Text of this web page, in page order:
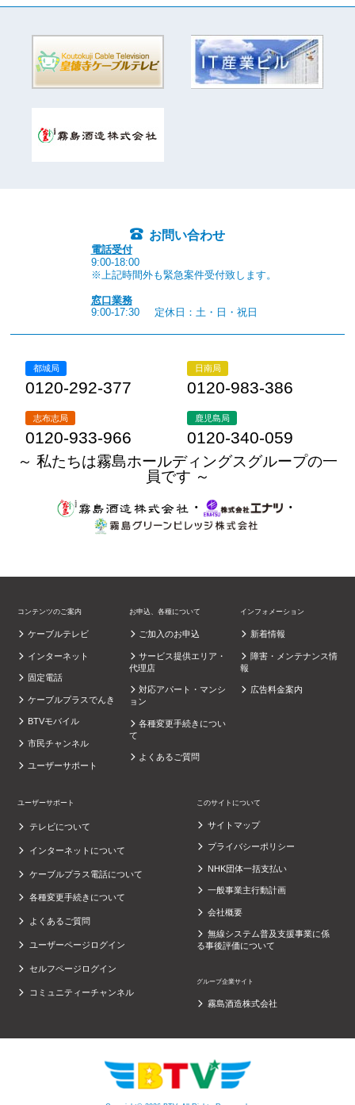
お問い合わせ
電話受付
9:00-18:00
※上記時間外も緊急案件受付致します。
窓口業務
9:00-17:30
定休日：土・日・祝日
都城局
0120-292-377
日南局
0120-983-386
志布志局
0120-933-966
鹿児島局
0120-340-059
～ 私たちは霧島ホールディングスグループの一
員です ～
・
・
コンテンツのご案内
ケーブルテレビ
インターネット
固定電話
ケーブルプラスでんき
BTVモバイル
市民チャンネル
ユーザーサポート
お申込、各種について
ご加入のお申込
サービス提供エリア・
代理店
対応アパート・マンシ
ョン
各種変更手続きについ
て
よくあるご質問
インフォメーション
新着情報
障害・メンテナンス情
報
広告料金案内
ユーザーサポート
テレビについて
インターネットについて
ケーブルプラス電話について
各種変更手続きについて
よくあるご質問
ユーザーページログイン
セルフページログイン
コミュニティーチャンネル
このサイトについて
サイトマップ
プライバシーポリシー
NHK団体一括支払い
一般事業主行動計画
会社概要
無線システム普及支援事業に係
る事後評価について
グループ企業サイト
霧島酒造株式会社